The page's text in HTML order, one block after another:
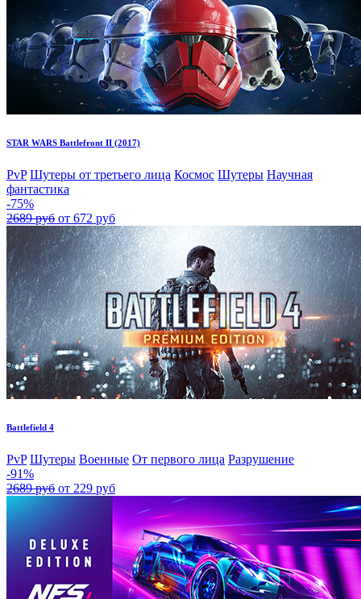
STAR WARS Battlefront II (2017)
PvP Шутеры от третьего лица Космос Шутеры Научная
фантастика
-75%
2689 руб от 672 руб
Battlefield 4
PvP Шутеры Военные От первого лица Разрушение
-91%
2689 руб от 229 руб